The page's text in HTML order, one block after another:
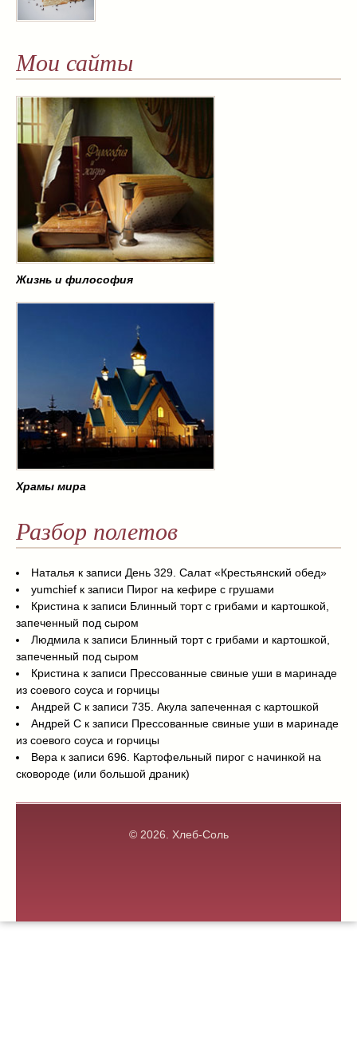
Мои сайты
Жизнь и философия
Храмы мира
Разбор полетов
Наталья к записи День 329. Салат «Крестьянский обед»
yumchief к записи Пирог на кефире с грушами
Кристина к записи Блинный торт с грибами и картошкой,
запеченный под сыром
Людмила к записи Блинный торт с грибами и картошкой,
запеченный под сыром
Кристина к записи Прессованные свиные уши в маринаде
из соевого соуса и горчицы
Андрей С к записи 735. Акула запеченная с картошкой
Андрей С к записи Прессованные свиные уши в маринаде
из соевого соуса и горчицы
Вера к записи 696. Картофельный пирог с начинкой на
сковороде (или большой драник)
© 2026. Хлеб-Соль